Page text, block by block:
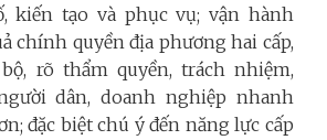
kiến tạo và phục vụ; vận hành
chính quyền địa phương hai cấp,
rõ thẩm quyền, trách nhiệm,
dân, doanh nghiệp nhanh
đặc biệt chú ý đến năng lực cấp